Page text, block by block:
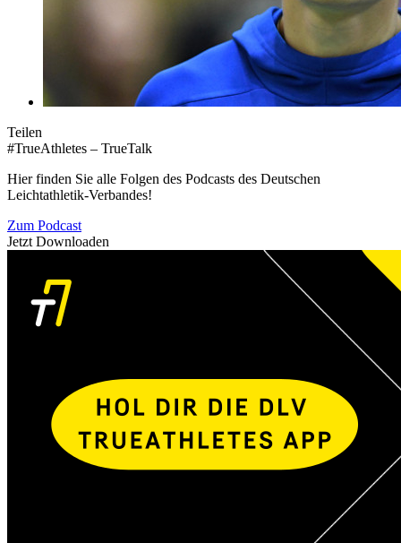
Teilen
#TrueAthletes – TrueTalk
Hier finden Sie alle Folgen des Podcasts des Deutschen
Leichtathletik-Verbandes!
Zum Podcast
Jetzt Downloaden